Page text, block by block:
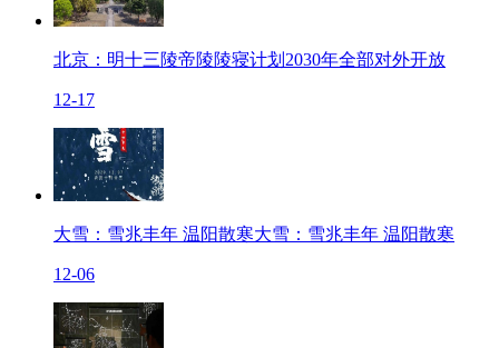
北京：明十三陵帝陵陵寝计划2030年全部对外开放
12-17
大雪：雪兆丰年 温阳散寒大雪：雪兆丰年 温阳散寒
12-06